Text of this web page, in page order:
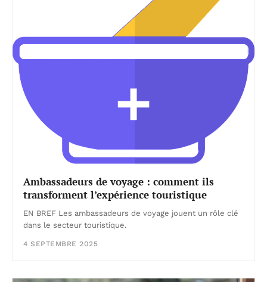
Ambassadeurs de voyage : comment ils
transforment l’expérience touristique
EN BREF Les ambassadeurs de voyage jouent un rôle clé
dans le secteur touristique.
4 SEPTEMBRE 2025